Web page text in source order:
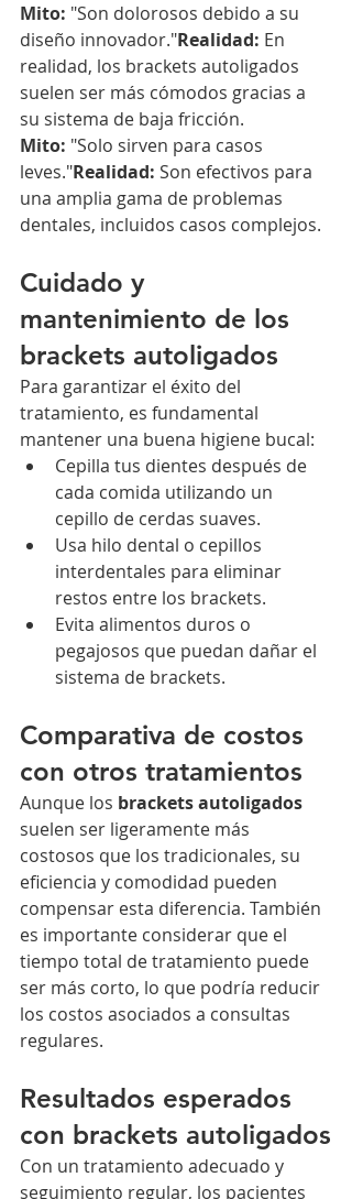
Mito: "Son dolorosos debido a su
diseño innovador."Realidad: En
realidad, los brackets autoligados
suelen ser más cómodos gracias a
su sistema de baja fricción.
Mito: "Solo sirven para casos
leves."Realidad: Son efectivos para
una amplia gama de problemas
dentales, incluidos casos complejos.
Cuidado y
mantenimiento de los
brackets autoligados
Para garantizar el éxito del
tratamiento, es fundamental
mantener una buena higiene bucal:
Cepilla tus dientes después de
cada comida utilizando un
cepillo de cerdas suaves.
Usa hilo dental o cepillos
interdentales para eliminar
restos entre los brackets.
Evita alimentos duros o
pegajosos que puedan dañar el
sistema de brackets.
Comparativa de costos
con otros tratamientos
Aunque los brackets autoligados
suelen ser ligeramente más
costosos que los tradicionales, su
eficiencia y comodidad pueden
compensar esta diferencia. También
es importante considerar que el
tiempo total de tratamiento puede
ser más corto, lo que podría reducir
los costos asociados a consultas
regulares.
Resultados esperados
con brackets autoligados
Con un tratamiento adecuado y
seguimiento regular, los pacientes